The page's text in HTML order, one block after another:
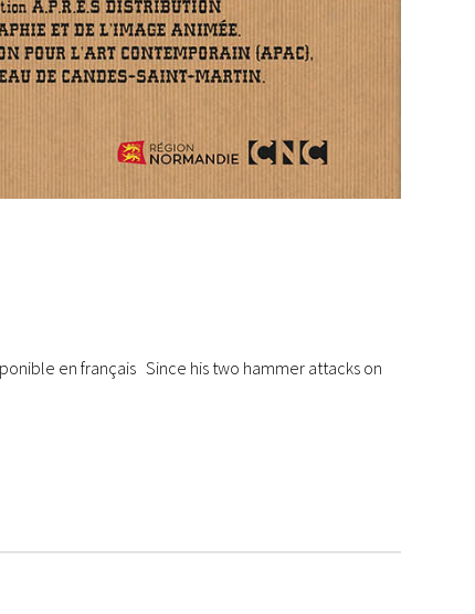
en français Since his two hammer attacks on